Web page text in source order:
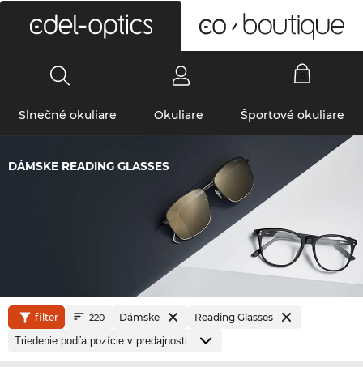
Slnečné okuliare Okuliare Športové okuliare
DÁMSKE READING GLASSES
filter 220 Dámske Reading Glasses